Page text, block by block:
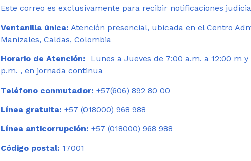
Este correo es exclusivamente para recibir notificaciones
Ventanilla única: Atención presencial, ubicada en el Centro
Manizales, Caldas, Colombia
Horario de Atención:
Lunes a Jueves de 7:00 a.m. a 12:00 m
p.m. , en jornada continua
Teléfono conmutador: +57(606) 892 80 00
Línea gratuita: +57 (018000) 968 988
Línea anticorrupción: +57 (018000) 968 988
Código postal: 17001